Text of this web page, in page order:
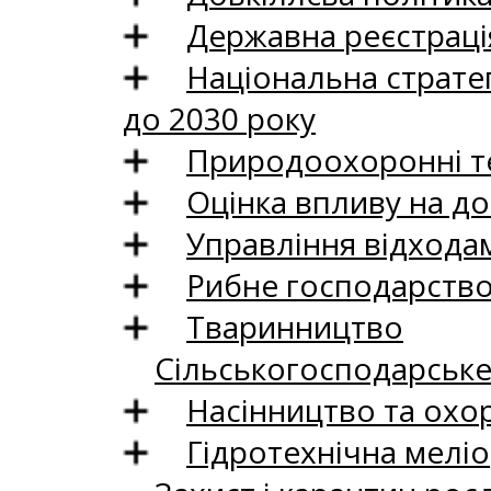
Державна
Національна
до 2030 року
Природоохоронні
Оцінка впливу на
Управління
Рибне
Тваринництво
Насінництво та
Гідротехнічна